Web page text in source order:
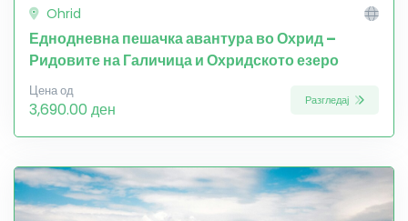
Ohrid
Еднодневна пешачка авантура во Охрид –
Ридовите на Галичица и Охридското езеро
Цена од
3,690.00 ден Разгледај